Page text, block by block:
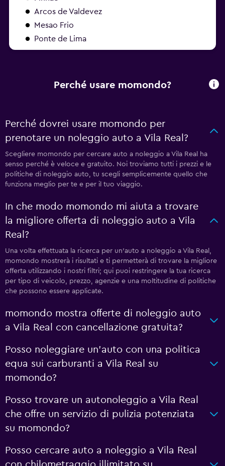
Arcos de Valdevez
Mesao Frio
Ponte de Lima
Perché usare momondo?
Perché dovrei usare momondo per
prenotare un noleggio auto a Vila Real?
Scegliere momondo per cercare auto a noleggio a Vila Real ha
senso perché è veloce e gratuito. Noi troviamo tutti i prezzi e le
politiche di noleggio auto, tu scegli semplicemente quello che
funziona meglio per te e per il tuo viaggio.
In che modo momondo mi aiuta a trovare
la migliore offerta di noleggio auto a Vila
Real?
Una volta effettuata la ricerca per un'auto a noleggio a Vila Real,
momondo mostrerà i risultati e ti permetterà di trovare la migliore
offerta utilizzando i nostri filtri; qui puoi restringere la tua ricerca
per tipo di veicolo, prezzo, agenzie e una moltitudine di politiche
che possono essere applicate.
momondo mostra offerte di noleggio auto
a Vila Real con cancellazione gratuita?
Posso noleggiare un'auto con una politica
equa sui carburanti a Vila Real su
momondo?
Posso trovare un autonoleggio a Vila Real
che offre un servizio di pulizia potenziata
su momondo?
Posso cercare auto a noleggio a Vila Real